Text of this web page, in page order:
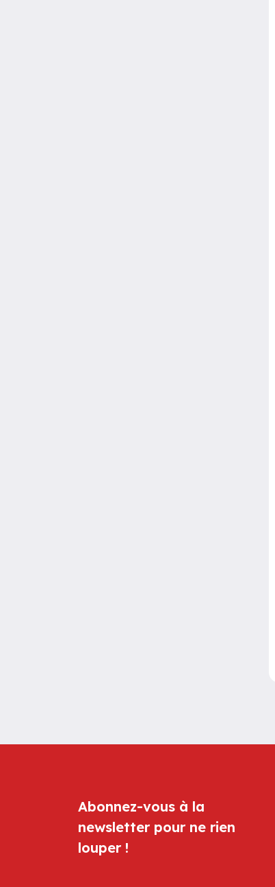
Abonnez-vous à la
newsletter pour ne rien
louper !